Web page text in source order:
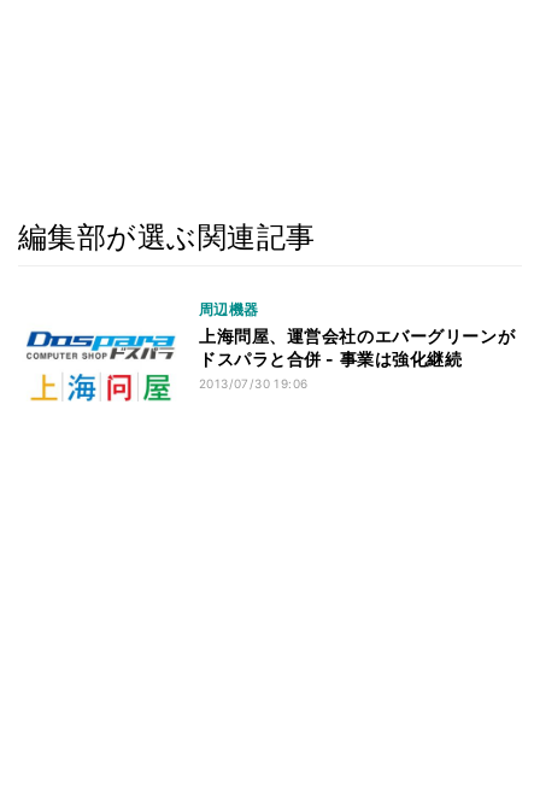
編集部が選ぶ関連記事
周辺機器
上海問屋、運営会社のエバーグリーンが
ドスパラと合併 - 事業は強化継続
2013/07/30 19:06